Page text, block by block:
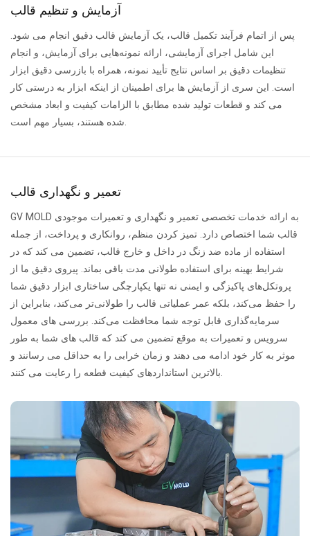
آزمایش و تنظیم قالب
پس از اتمام فرآیند تکمیل قالب، یک آزمایش قالب دقیق انجام می شود.
این شامل اجرای آزمایشی، ارائه نمونه‌هایی برای آزمایش، و انجام
تنظیمات دقیق بر اساس نتایج تأیید نمونه، همراه با بازرسی دقیق ابزار
است. این سری از آزمایش ها برای اطمینان از اینکه ابزار به درستی کار
می کند و قطعات تولید شده مطابق با الزامات کیفیت و ابعاد مشخص
شده هستند، بسیار مهم است.
تعمیر و نگهداری قالب
GV MOLD به ارائه خدمات تخصصی تعمیر و نگهداری و تعمیرات موجودی
قالب شما اختصاص دارد. تمیز کردن منظم، روانکاری و پرداخت، از جمله
استفاده از ماده ضد زنگ در داخل و خارج قالب، تضمین می کند که در
شرایط بهینه برای استفاده طولانی مدت باقی بماند. پیروی دقیق ما از
پروتکل‌های پاکیزگی و ایمنی نه تنها یکپارچگی ساختاری ابزار دقیق شما
را حفظ می‌کند، بلکه عمر عملیاتی قالب را طولانی‌تر می‌کند، بنابراین از
سرمایه‌گذاری قابل توجه شما محافظت می‌کند. بررسی های معمول
سرویس و تعمیرات به موقع تضمین می کند که قالب های شما به طور
موثر به کار خود ادامه می دهند و زمان خرابی را به حداقل می رسانند و
بالاترین استانداردهای کیفیت قطعه را رعایت می کنند.